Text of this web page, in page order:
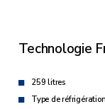
Technologie
259 litres
Type de